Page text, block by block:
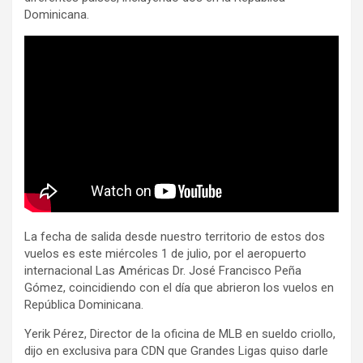
Dominicana.
La fecha de salida desde nuestro territorio de estos dos
vuelos es este miércoles 1 de julio, por el aeropuerto
internacional Las Américas Dr. José Francisco Peña
Gómez, coincidiendo con el día que abrieron los vuelos en
República Dominicana.
Yerik Pérez, Director de la oficina de MLB en sueldo criollo,
dijo en exclusiva para CDN que Grandes Ligas quiso darle